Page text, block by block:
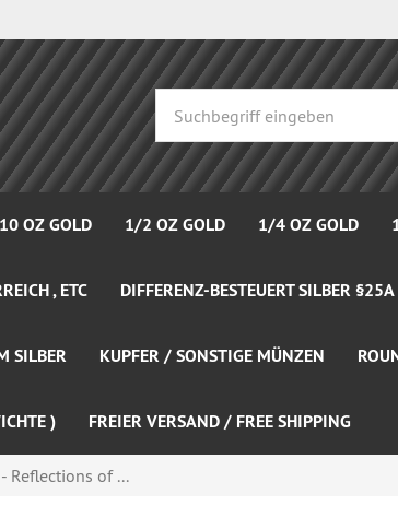
OZ GOLD 1/2 OZ GOLD 1/4 OZ GOLD
, ETC DIFFERENZ-BESTEUERT SILBER §25A
SILBER KUPFER / SONSTIGE MÜNZEN
) FREIER VERSAND / FREE SHIPPING
Reflections of ...